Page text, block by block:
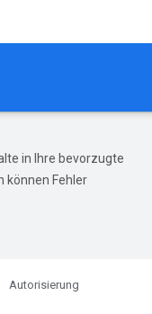
in Ihre bevorzugte
können Fehler
Autorisierung